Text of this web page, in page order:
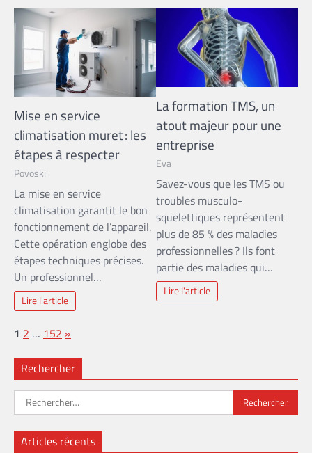
Mise en service
climatisation muret : les
étapes à respecter
Povoski
La mise en service
climatisation garantit le bon
fonctionnement de l’appareil.
Cette opération englobe des
étapes techniques précises.
Un professionnel…
Lire l'article
La formation TMS, un
atout majeur pour une
entreprise
Eva
Savez-vous que les TMS ou
troubles musculo-
squelettiques représentent
plus de 85 % des maladies
professionnelles ? Ils font
partie des maladies qui…
Lire l'article
Page:
1 2 … 152 Next
»
Rechercher
Rechercher :
Articles récents